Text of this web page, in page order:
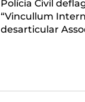
Polícia Civil
“Vincullum
desarticular